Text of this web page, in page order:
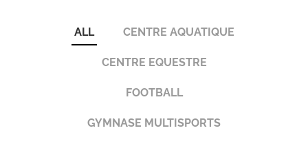
ALL CENTRE AQUATIQUE
CENTRE EQUESTRE
FOOTBALL
GYMNASE MULTISPORTS